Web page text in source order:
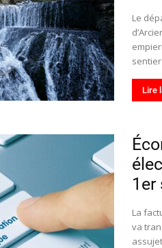
Le
Lire
1er
La
va